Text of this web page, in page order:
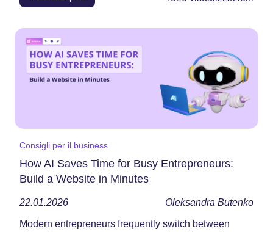
Consigli per il business
How AI Saves Time for Busy Entrepreneurs:
Build a Website in Minutes
22.01.2026 Oleksandra Butenko
Modern entrepreneurs frequently switch between